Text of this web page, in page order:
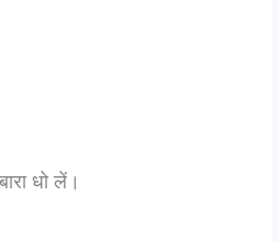
धो लें।